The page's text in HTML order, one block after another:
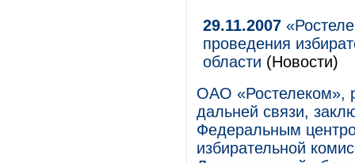
29.11.2007
проведения
области (Новости)
ОАО «Ростелеком»,
дальней связи,
Федеральным
избирательной